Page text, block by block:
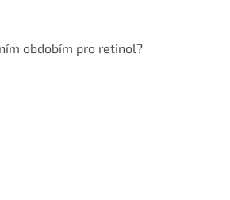
obdobím pro retinol?